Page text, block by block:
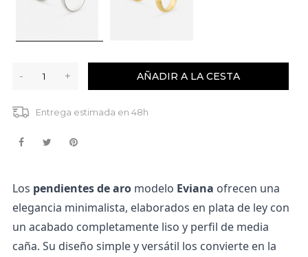
- + AÑADIR A LA CESTA
Entrega estimada en 48h
Los pendientes de aro modelo Eviana ofrecen una
elegancia minimalista, elaborados en plata de ley con
un acabado completamente liso y perfil de media
caña. Su diseño simple y versátil los convierte en la